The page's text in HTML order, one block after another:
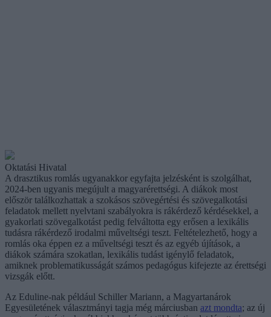
Oktatási Hivatal
A drasztikus romlás ugyanakkor egyfajta jelzésként is szolgálhat,
2024-ben ugyanis megújult a magyarérettségi. A diákok most
először találkozhattak a szokásos szövegértési és szövegalkotási
feladatok mellett nyelvtani szabályokra is rákérdező kérdésekkel, a
gyakorlati szövegalkotást pedig felváltotta egy erősen a lexikális
tudásra rákérdező irodalmi műveltségi teszt. Feltételezhető, hogy a
romlás oka éppen ez a műveltségi teszt és az egyéb újítások, a
diákok számára szokatlan, lexikális tudást igénylő feladatok,
amiknek problematikusságát számos pedagógus kifejezte az érettségi
vizsgák előtt.
Az Eduline-nak például Schiller Mariann, a Magyartanárok
Egyesületének választmányi tagja még márciusban azt mondta; az új